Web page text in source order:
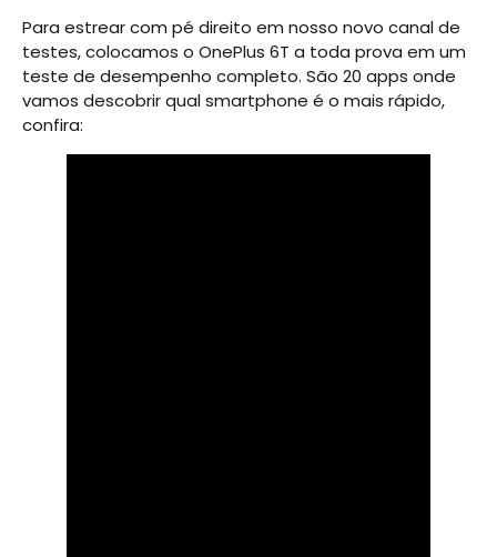
Para estrear com pé direito em nosso novo canal de
testes, colocamos o OnePlus 6T a toda prova em um
teste de desempenho completo. São 20 apps onde
vamos descobrir qual smartphone é o mais rápido,
confira: